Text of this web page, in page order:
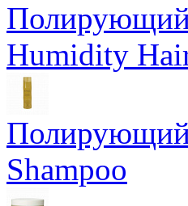
Полирующий
Humidity
Shampoo